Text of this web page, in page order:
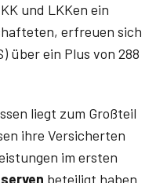
und LKKen ein
erfreuen sich
über ein Plus von 288
liegt zum Großteil
ihre Versicherten
im ersten
beteiligt haben.